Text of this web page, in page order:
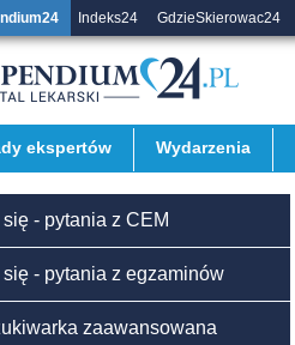
Indeks24 GdzieSkierowac24
ekspertów Wydarzenia
- pytania z CEM
się - pytania z egzaminów
zaawansowana